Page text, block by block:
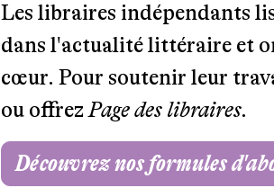
Les libraires indépendants
dans l'actualité littéraire et
cœur. Pour soutenir leur
ou offrezPage des libraires.
Découvrez nos formules